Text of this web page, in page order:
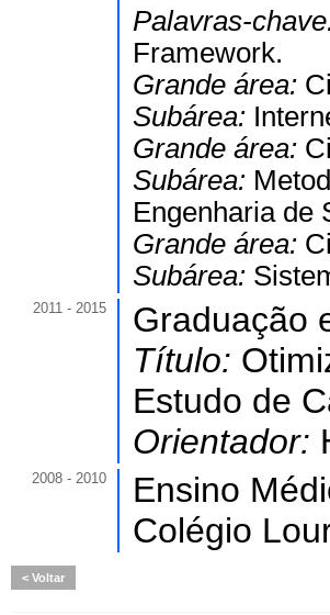
Palavras-
Framework.
Grande área:
Subárea:
Grande área:
Subárea:
Engenharia de
Grande área:
Subárea:
2011 - 2015
Graduação
Título:
Estudo de
Orientador:
2008 - 2010
Ensino
Colégio
Voltar